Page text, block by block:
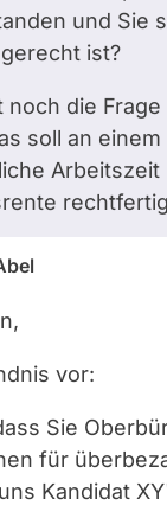
und Sie
ist?
die
soll an
vor:
Sie
für
Kandidat